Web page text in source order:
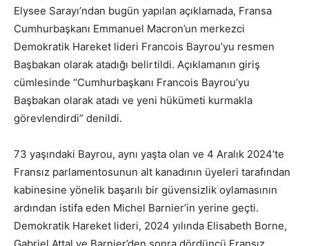
Elysee Sarayı’ndan bugün yapılan açıklamada, Fransa
Cumhurbaşkanı Emmanuel Macron’un merkezci
Demokratik Hareket lideri Francois Bayrou’yu resmen
Başbakan olarak atadığı belirtildi. Açıklamanın giriş
cümlesinde “Cumhurbaşkanı Francois Bayrou’yu
Başbakan olarak atadı ve yeni hükümeti kurmakla
görevlendirdi” denildi.
73 yaşındaki Bayrou, aynı yaşta olan ve 4 Aralık 2024’te
Fransız parlamentosunun alt kanadının üyeleri tarafından
kabinesine yönelik başarılı bir güvensizlik oylamasının
ardından istifa eden Michel Barnier’in yerine geçti.
Demokratik Hareket lideri, 2024 yılında Elisabeth Borne,